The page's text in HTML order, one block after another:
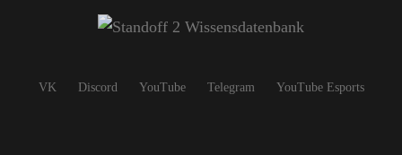
VK Discord YouTube Telegram YouTube Esports